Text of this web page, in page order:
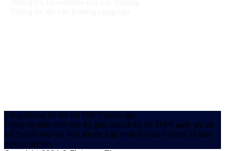
Cổng thông tin Kỳ thi THPT Quốc gia
Thông tin mới nhất của Bộ giáo dục về kỳ thi THPT quốc gia và
xét tuyển vào đại học. Được cập nhật từ các trường và báo
điện tử uy tín.